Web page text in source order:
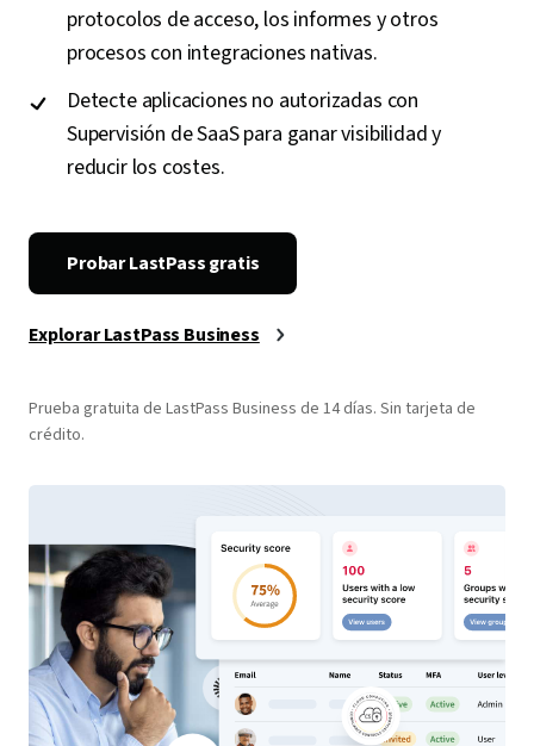
protocolos de acceso, los informes y otros
procesos con integraciones nativas.
Detecte aplicaciones no autorizadas con
Supervisión de SaaS para ganar visibilidad y
reducir los costes.
Probar LastPass gratis
Explorar LastPass Business
Prueba gratuita de LastPass Business de 14 días. Sin tarjeta de
crédito.